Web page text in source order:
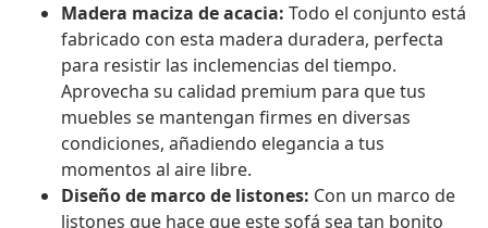
Madera maciza de acacia: Todo el conjunto está
fabricado con esta madera duradera, perfecta
para resistir las inclemencias del tiempo.
Aprovecha su calidad premium para que tus
muebles se mantengan firmes en diversas
condiciones, añadiendo elegancia a tus
momentos al aire libre.
Diseño de marco de listones: Con un marco de
listones que hace que este sofá sea tan bonito